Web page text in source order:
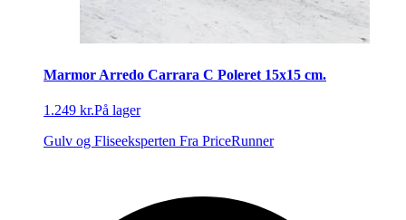
Marmor Arredo Carrara C Poleret 15x15 cm.
1.249 kr.På lager
Gulv og Fliseeksperten Fra PriceRunner